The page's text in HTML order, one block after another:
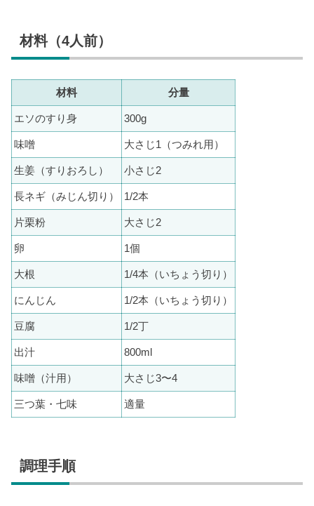
材料（4人前）
材料 分量
エソのすり身 300g
味噌 大さじ1（つみれ用）
生姜（すりおろし） 小さじ2
長ネギ（みじん切り） 1/2本
片栗粉 大さじ2
卵 1個
大根 1/4本（いちょう切り）
にんじん 1/2本（いちょう切り）
豆腐 1/2丁
出汁 800ml
味噌（汁用） 大さじ3〜4
三つ葉・七味 適量
調理手順